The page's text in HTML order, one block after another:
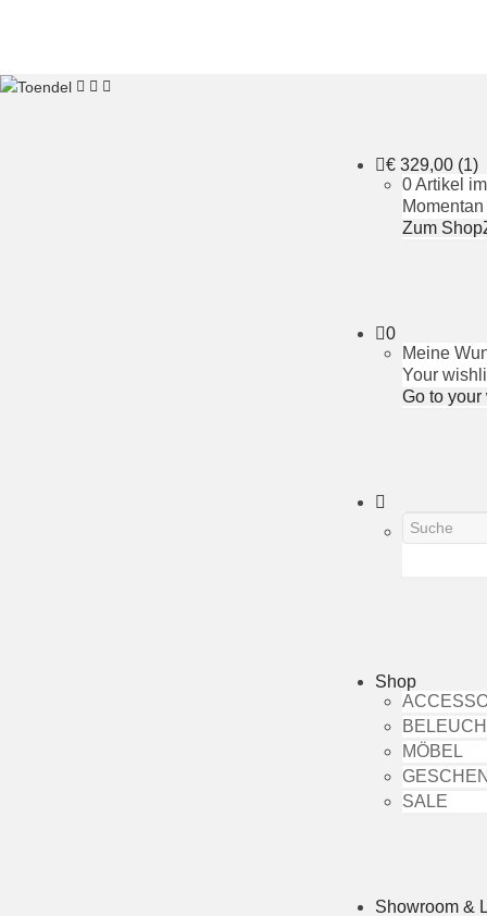
€ 329,00 (1)
0 Artikel
Zum Shop
0
Meine
Your
Go to
Shop
MÖBEL
SALE
Showroom &